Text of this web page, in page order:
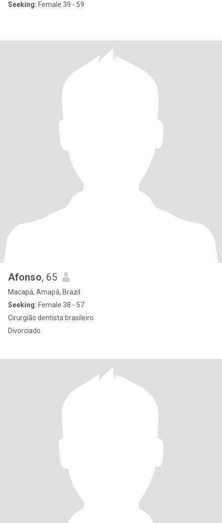
Seeking: Female 39 - 59
Afonso, 65
Macapá, Amapá, Brazil
Seeking: Female 38 - 57
Cirurgião dentista brasileiro
Divorciado